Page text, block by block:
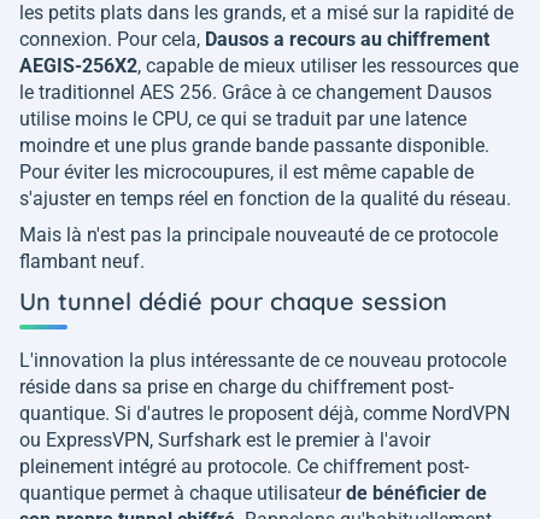
les petits plats dans les grands, et a misé sur la rapidité de
connexion. Pour cela, Dausos a recours au chiffrement
AEGIS-256X2, capable de mieux utiliser les ressources que
le traditionnel AES 256. Grâce à ce changement Dausos
utilise moins le CPU, ce qui se traduit par une latence
moindre et une plus grande bande passante disponible.
Pour éviter les microcoupures, il est même capable de
s'ajuster en temps réel en fonction de la qualité du réseau.
Mais là n'est pas la principale nouveauté de ce protocole
flambant neuf.
Un tunnel dédié pour chaque session
L'innovation la plus intéressante de ce nouveau protocole
réside dans sa prise en charge du chiffrement post-
quantique. Si d'autres le proposent déjà, comme NordVPN
ou ExpressVPN, Surfshark est le premier à l'avoir
pleinement intégré au protocole. Ce chiffrement post-
quantique permet à chaque utilisateurde bénéficier de